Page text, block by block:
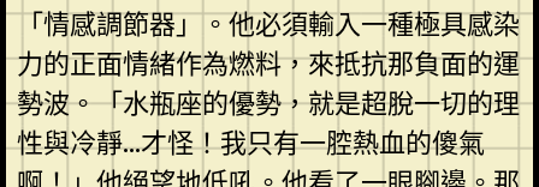
「情感調節器」。他必須輸入一種極具感染
力的正面情緒作為燃料，來抵抗那負面的運
勢波。「水瓶座的優勢，就是超脫一切的理
性與冷靜…才怪！我只有一腔熱血的傻氣